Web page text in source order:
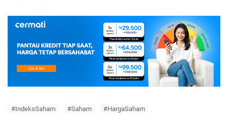
#IndeksSaham #Saham #HargaSaham